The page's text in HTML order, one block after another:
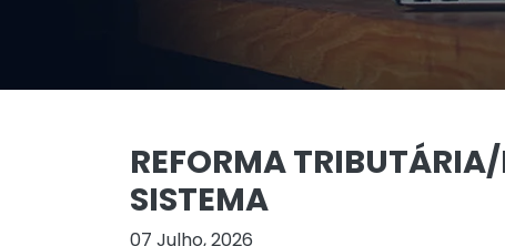
REFORMA
SISTEMA
07 Julho, 2026